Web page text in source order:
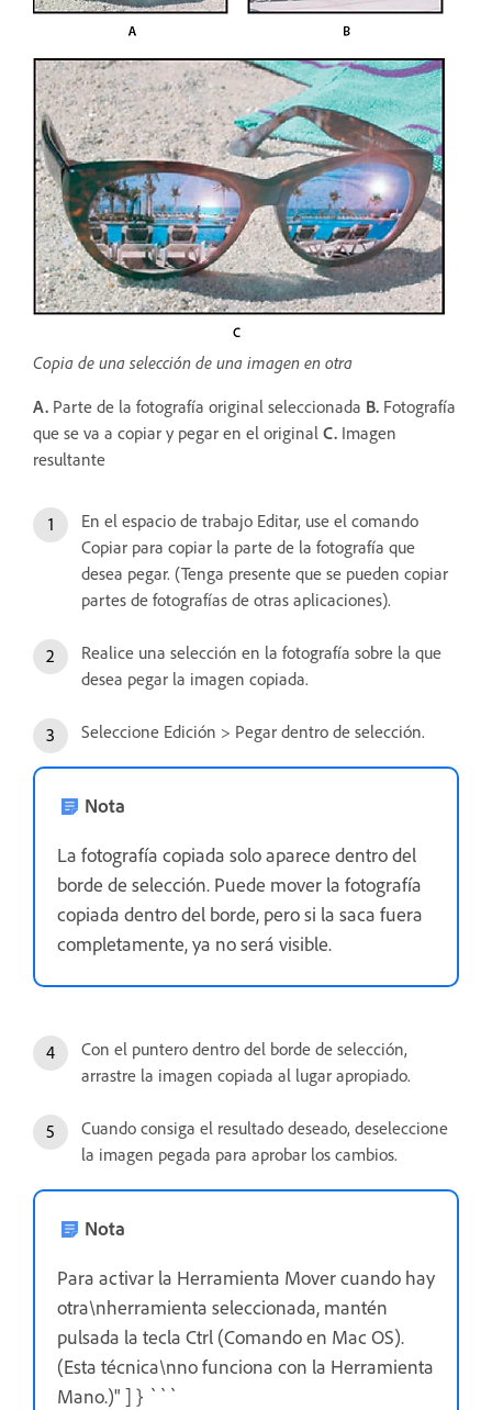
Copia de una selección de una imagen en otra
A. Parte de la fotografía original seleccionada B. Fotografía
que se va a copiar y pegar en el original C. Imagen
resultante
En el espacio de trabajo Editar, use el comando
Copiar para copiar la parte de la fotografía que
desea pegar. (Tenga presente que se pueden copiar
partes de fotografías de otras aplicaciones).
Realice una selección en la fotografía sobre la que
desea pegar la imagen copiada.
Seleccione Edición > Pegar dentro de selección.
Nota
La fotografía copiada solo aparece dentro del
borde de selección. Puede mover la fotografía
copiada dentro del borde, pero si la saca fuera
completamente, ya no será visible.
Con el puntero dentro del borde de selección,
arrastre la imagen copiada al lugar apropiado.
Cuando consiga el resultado deseado, deseleccione
la imagen pegada para aprobar los cambios.
Nota
Para activar la Herramienta Mover cuando hay
otra\nherramienta seleccionada, mantén
pulsada la tecla Ctrl (Comando en Mac OS).
(Esta técnica\nno funciona con la Herramienta
Mano.)" ] } ```